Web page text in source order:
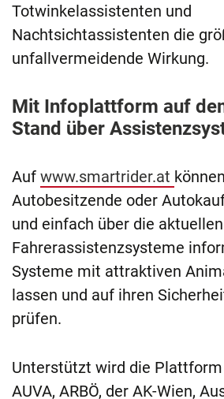
Totwinkelassistenten und
Nachtsichtassistenten die
unfallvermeidende Wirkung.
Mit Infoplattform auf
Stand über
Auf www.smartrider.at
Autobesitzende oder
und einfach über die aktuellen
Fahrerassistenzsysteme
Systeme mit attraktiven
lassen und auf ihren
prüfen.
Unterstützt wird die Plattform
AUVA, ARBÖ, der AK-Wien,